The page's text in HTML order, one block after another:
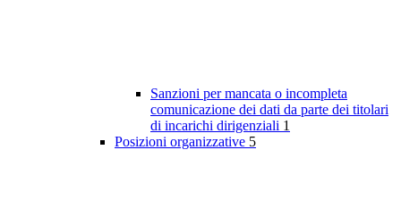
Sanzioni per mancata o incompleta
comunicazione dei dati da parte dei titolari
di incarichi dirigenziali 1
Posizioni organizzative 5